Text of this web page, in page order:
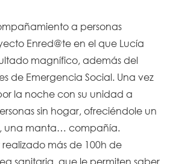
a personas
Enred@te en el que Lucía
magnífico, además del
de Emergencia Social. Una vez
la noche con su unidad a
sin hogar, ofreciéndole un
una manta… compañía.
más de 100h de
sanitaria, que le permiten saber